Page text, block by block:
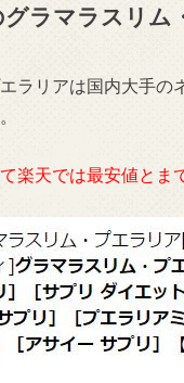
ラマラスリム
ラリアは国内大手の
楽天では最安値とま